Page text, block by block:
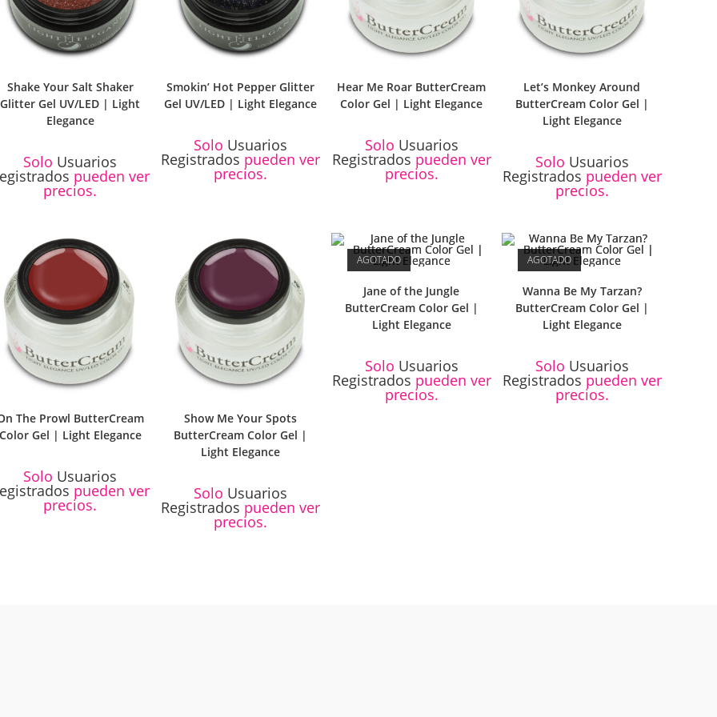
Shake Your Salt Shaker
Glitter Gel UV/LED | Light
Elegance
Solo Usuarios
pueden ver
precios.
Smokin’ Hot Pepper Glitter
Gel UV/LED | Light Elegance
Solo Usuarios
Registrados pueden ver
precios.
Hear Me Roar ButterCream
Color Gel | Light Elegance
Solo Usuarios
Registrados pueden ver
precios.
Let’s Monkey Around
ButterCream Color Gel |
Light Elegance
Solo Usuarios
Registrados pueden ver
precios.
The Prowl ButterCream
Gel | Light Elegance
Solo Usuarios
pueden ver
precios.
Show Me Your Spots
ButterCream Color Gel |
Light Elegance
Solo Usuarios
Registrados pueden ver
precios.
AGOTADO
Jane of the Jungle
ButterCream Color Gel |
Light Elegance
Solo Usuarios
Registrados pueden ver
precios.
AGOTADO
Wanna Be My Tarzan?
ButterCream Color Gel |
Light Elegance
Solo Usuarios
Registrados pueden ver
precios.